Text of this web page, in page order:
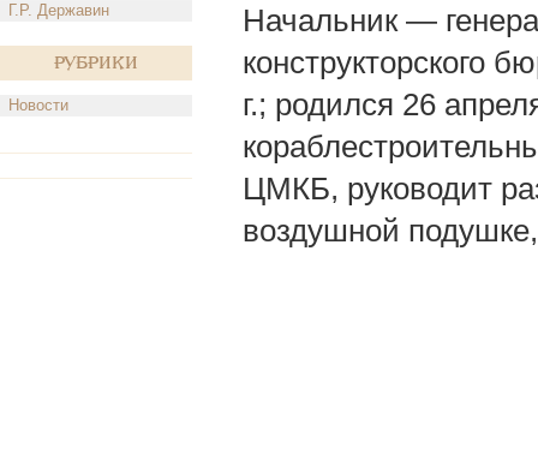
Г.Р. Державин
Рубрики
Новости
Начальник —
конструкторского
г.; родился 26
ЦМКБ, руководит
воздушной